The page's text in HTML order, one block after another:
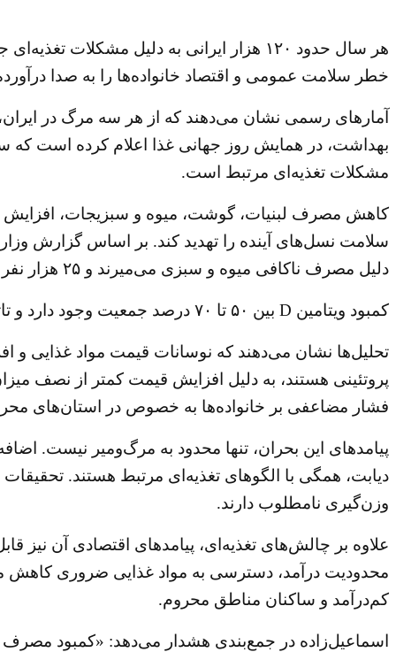
هر سال حدود ۱۲۰ هزار ایرانی به دلیل
خطر سلامت عمومی و اقتصاد خانواده‌ها را به صدا
آمار‌های رسمی نشان می‌دهند که از هر سه مرگ در ایران،
مشکلات تغذیه‌ای مرتبط است.
کاهش مصرف لبنیات، گوشت، میوه و سبزیجات، افزایش
دلیل مصرف ناکافی میوه و سبزی می‌میرند و ۲۵ هزار نفر هم به دلیل کمبود مصرف غلات و نان کامل جان خود را از دست می‌دهند.
کمبود ویتامین D بین ۵۰ تا ۷۰ درصد جمعیت وجود دارد و تاثیر مستقیم بر سلامت استخوان‌ها و سیستم ایمنی دارد.
تحلیل‌ها نشان می‌دهند که نوسانات قیمت مواد غذایی
پروتئینی هستند، به دلیل افزایش قیمت کمتر از نصف
فشار مضاعفی بر خانواده‌ها به خصوص در استان‌های
پیامد‌های این بحران، تنها محدود به مرگ‌ومیر نیست.
وزن‌گیری نامطلوب دارند.
علاوه بر چالش‌های تغذیه‌ای، پیامد‌های اقتصادی آن نیز
محدودیت درآمد، دسترسی به مواد غذایی ضروری کاهش
کم‌درآمد و ساکنان مناطق محروم.
اسماعیل‌زاده در جمع‌بندی هشدار می‌دهد: «کمبود مصرف